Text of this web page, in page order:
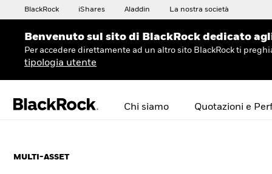
BlackRock iShares Aladdin La nostra società
Benvenuto sul sito di BlackRock dedicato
Per accedere direttamente ad un altro sito BlackRock ti
tipologia utente
Chi siamo Quotazioni e
MULTI-ASSET